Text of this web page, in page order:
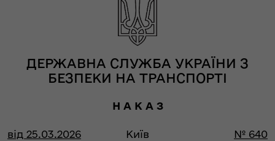
ДЕРЖАВНА СЛУЖБА УКРАЇНИ З
БЕЗПЕКИ НА ТРАНСПОРТІ
Н А К А З
від 25.03.2026
Київ № 640